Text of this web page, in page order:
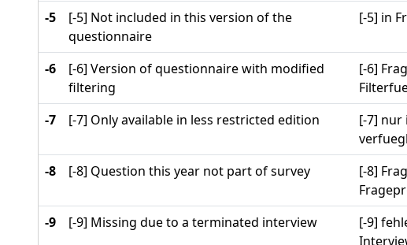
-5
[-5] Not included in this version of the
questionnaire
[-5] in
-6
[-6] Version of questionnaire with modified
filtering
[-6]
-7
[-7] Only available in less restricted edition
[-7] nur
-8
[-8] Question this year not part of survey
[-8]
-9
[-9] Missing due to a terminated interview
[-9]